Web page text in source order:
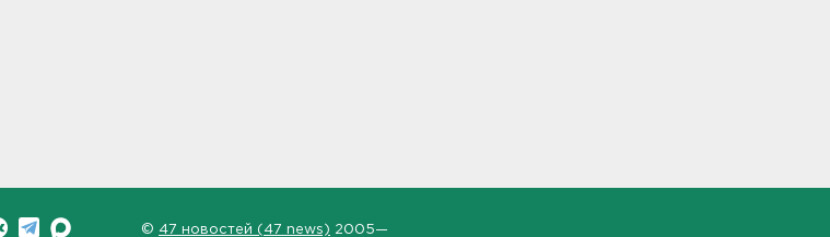
© 47 новостей (47 news) 2005—